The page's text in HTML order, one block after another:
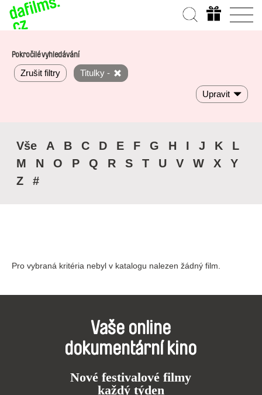
Pokročilé vyhledávání
Zrušit filtry Titulky -
Upravit
Vše A B C D E F G H I J K
L
M
N O P Q R S T U V W X
Y
Z
#
Pro vybraná kritéria nebyl v katalogu nalezen žádný film.
Vaše online
dokumentární kino
Nové festivalové filmy
každý týden